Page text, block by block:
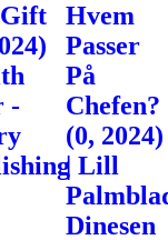
-
Hvem
Passer
På
Chefen?
(0, 2024)
| Lill
Dinesen